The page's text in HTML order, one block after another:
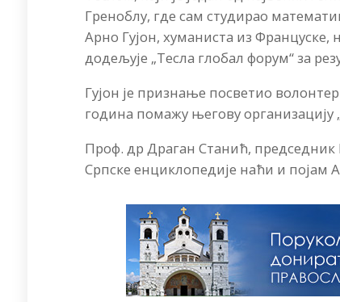
Греноблу, где сам студирао
Арно Гујон, хуманиста из Француске,
додељује „Тесла глобал форум“ за
Гујон је признање посветио
година помажу његову организацију
Проф. др Драган Станић, председник
Српске енциклопедије наћи и појам